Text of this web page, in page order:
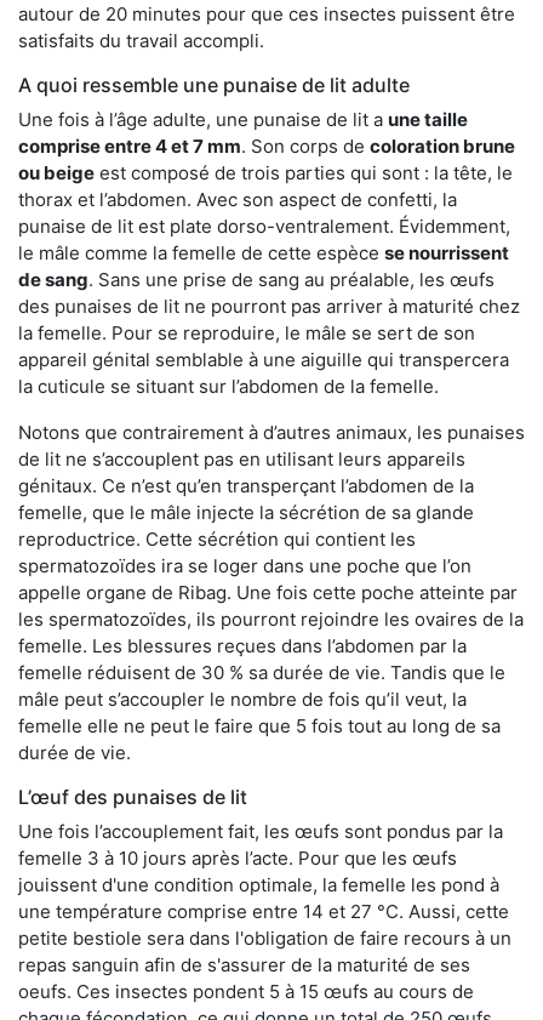
autour de 20 minutes pour que ces insectes puissent être
satisfaits du travail accompli.
A quoi ressemble une punaise de lit adulte
Une fois à l’âge adulte, une punaise de lit a une taille
comprise entre 4 et 7 mm. Son corps de coloration brune
ou beige est composé de trois parties qui sont : la tête, le
thorax et l’abdomen. Avec son aspect de confetti, la
punaise de lit est plate dorso-ventralement. Évidemment,
le mâle comme la femelle de cette espèce se nourrissent
de sang. Sans une prise de sang au préalable, les œufs
des punaises de lit ne pourront pas arriver à maturité chez
la femelle. Pour se reproduire, le mâle se sert de son
appareil génital semblable à une aiguille qui transpercera
la cuticule se situant sur l’abdomen de la femelle.
Notons que contrairement à d’autres animaux, les punaises
de lit ne s’accouplent pas en utilisant leurs appareils
génitaux. Ce n’est qu’en transperçant l’abdomen de la
femelle, que le mâle injecte la sécrétion de sa glande
reproductrice. Cette sécrétion qui contient les
spermatozoïdes ira se loger dans une poche que l’on
appelle organe de Ribag. Une fois cette poche atteinte par
les spermatozoïdes, ils pourront rejoindre les ovaires de la
femelle. Les blessures reçues dans l’abdomen par la
femelle réduisent de 30 % sa durée de vie. Tandis que le
mâle peut s’accoupler le nombre de fois qu’il veut, la
femelle elle ne peut le faire que 5 fois tout au long de sa
durée de vie.
L’œuf des punaises de lit
Une fois l’accouplement fait, les œufs sont pondus par la
femelle 3 à 10 jours après l’acte. Pour que les œufs
jouissent d'une condition optimale, la femelle les pond à
une température comprise entre 14 et 27 °C. Aussi, cette
petite bestiole sera dans l'obligation de faire recours à un
repas sanguin afin de s'assurer de la maturité de ses
oeufs. Ces insectes pondent 5 à 15 œufs au cours de